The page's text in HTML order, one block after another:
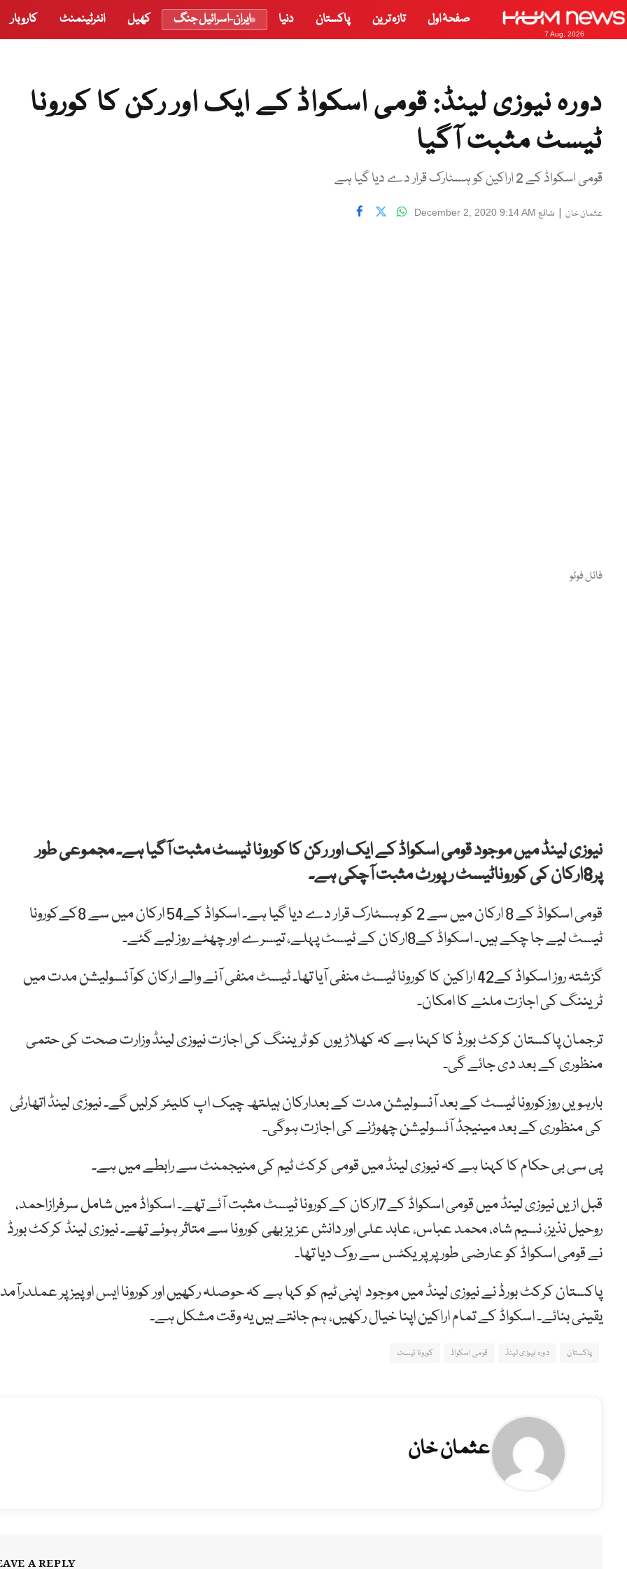
7 Aug, 2026
صفحۂ اول تازہ ترین پاکستان دنیا ایران-اسرائیل جنگ کھیل انٹرٹینمنٹ کاروبار
دورہ نیوزی لینڈ: قومی اسکواڈ کے ایک اور رکن کا کورونا
ٹیسٹ مثبت آگیا
قومی اسکواڈ کے 2 اراکین کو ہسٹارک قرار دے دیا گیا ہے
عثمان خان | شائع December 2, 2020 9:14 AM
فائل فوٹو
نیوزی لینڈ میں موجود قومی اسکواڈ کے ایک اور رکن کا کورونا ٹیسٹ مثبت آگیا ہے۔ مجموعی طور
پر8ارکان کی کوروناٹیسٹ رپورٹ مثبت آچکی ہے۔
قومی اسکواڈ کے 8 ارکان میں سے 2 کو ہسٹارک قرار دے دیا گیا ہے۔ اسکواڈ کے54 ارکان میں سے 8کےکورونا
ٹیسٹ لیے جا چکے ہیں۔ اسکواڈ کے8ارکان کے ٹیسٹ پہلے، تیسرے اور چھٹے روز لیے گئے۔
گزشتہ روز اسکواڈ کے42 اراکین کا کورونا ٹیسٹ منفی آیا تھا۔ ٹیسٹ منفی آنے والے ارکان کوآئسولیشن مدت میں
ٹریننگ کی اجازت ملنے کا امکان۔
ترجمان پاکستان کرکٹ بورڈ کا کہنا ہے کہ کھلاڑیوں کو ٹریننگ کی اجازت نیوزی لینڈ وزارت صحت کی حتمی
منظوری کے بعد دی جائے گی۔
بارہویں روزکورونا ٹیسٹ کے بعد آئسولیشن مدت کے بعدارکان ہیلتھ چیک اپ کلیئر کرلیں گے۔ نیوزی لینڈ اتھارٹی
کی منظوری کے بعد مینیجڈ آئسولیشن چھوڑنے کی اجازت ہوگی۔
پی سی بی حکام کا کہنا ہے کہ نیوزی لینڈ میں قومی کرکٹ ٹیم کی منیجمنٹ سے رابطے میں ہے۔
قبل ازیں نیوزی لینڈ میں قومی اسکواڈ کے7ارکان کےکورونا ٹیسٹ مثبت آئے تھے۔ اسکواڈ میں شامل سرفرازاحمد،
روحیل نذیز، نسیم شاہ، محمد عباس، عابد علی اور دانش عزیز بھی کورونا سے متاثر ہوئے تھے۔ نیوزی لینڈ کرکٹ بورڈ
نے قومی اسکواڈ کو عارضی طور پر پریکٹس سے روک دیا تھا۔
پاکستان کرکٹ بورڈ نے نیوزی لینڈ میں موجود اپنی ٹیم کو کہا ہے کہ حوصلہ رکھیں اور کورونا ایس او پیز پر عملدرآمد
یقینی بنائے۔ اسکواڈ کے تمام اراکین اپنا خیال رکھیں، ہم جانتے ہیں یہ وقت مشکل ہے۔
پاکستان دورہ نیوزی لینڈ قومی اسکواڈ کورونا ٹیسٹ
عثمان خان
A REPLY